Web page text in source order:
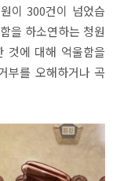
이 300건이 넘었습
을 하소연하는 청원
것에 대해 억울함을
부를 오해하거나 곡